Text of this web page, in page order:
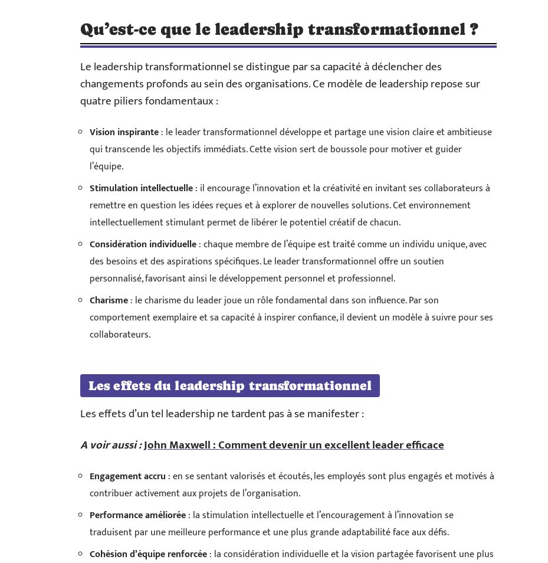
Qu’est-ce que le leadership transformationnel ?
Le leadership transformationnel se distingue par sa capacité à déclencher des
changements profonds au sein des organisations. Ce modèle de leadership repose sur
quatre piliers fondamentaux :
Vision inspirante: le leader transformationnel développe et partage une vision claire et ambitieuse
qui transcende les objectifs immédiats. Cette vision sert de boussole pour motiver et guider
l’équipe.
Stimulation intellectuelle: il encourage l’innovation et la créativité en invitant ses collaborateurs à
remettre en question les idées reçues et à explorer de nouvelles solutions. Cet environnement
intellectuellement stimulant permet de libérer le potentiel créatif de chacun.
Considération individuelle: chaque membre de l’équipe est traité comme un individu unique, avec
des besoins et des aspirations spécifiques. Le leader transformationnel offre un soutien
personnalisé, favorisant ainsi le développement personnel et professionnel.
Charisme: le charisme du leader joue un rôle fondamental dans son influence. Par son
comportement exemplaire et sa capacité à inspirer confiance, il devient un modèle à suivre pour ses
collaborateurs.
Les effets du leadership transformationnel
Les effets d’un tel leadership ne tardent pas à se manifester :
A voir aussi :John Maxwell : Comment devenir un excellent leader efficace
Engagement accru : en se sentant valorisés et écoutés, les employés sont plus engagés et motivés à
contribuer activement aux projets de l’organisation.
Performance améliorée: la stimulation intellectuelle et l’encouragement à l’innovation se
traduisent par une meilleure performance et une plus grande adaptabilité face aux défis.
Cohésion d’équipe renforcée: la considération individuelle et la vision partagée favorisent une plus